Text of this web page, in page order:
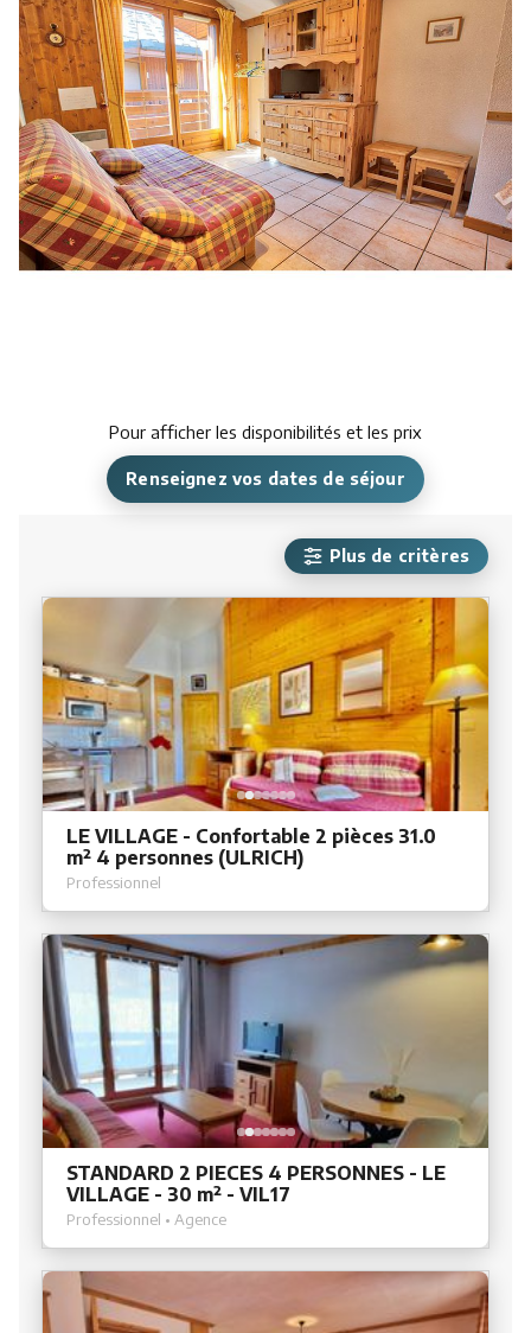
Services
Pour afficher les disponibilités et les prix
Renseignez vos dates de séjour
Plus de critères
LE VILLAGE - Confortable 2 pièces 31.0
m² 4 personnes (ULRICH)
Professionnel
STANDARD 2 PIECES 4 PERSONNES - LE
VILLAGE - 30 m² - VIL17
Professionnel • Agence